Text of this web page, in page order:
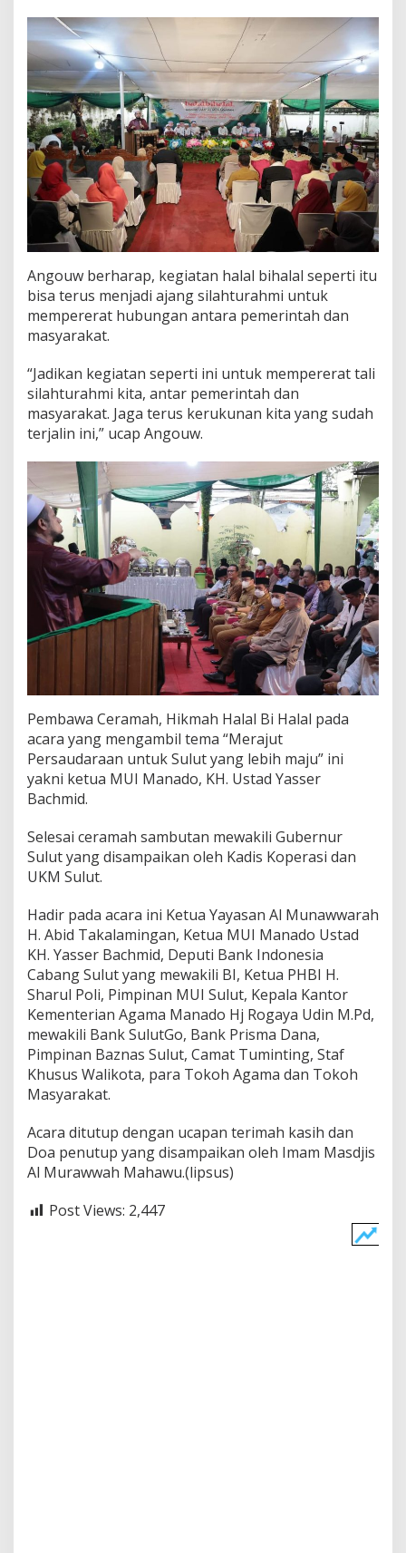
Angouw berharap, kegiatan halal bihalal seperti itu
bisa terus menjadi ajang silahturahmi untuk
mempererat hubungan antara pemerintah dan
masyarakat.
“Jadikan kegiatan seperti ini untuk mempererat tali
silahturahmi kita, antar pemerintah dan
masyarakat. Jaga terus kerukunan kita yang sudah
terjalin ini,” ucap Angouw.
Pembawa Ceramah, Hikmah Halal Bi Halal pada
acara yang mengambil tema “Merajut
Persaudaraan untuk Sulut yang lebih maju” ini
yakni ketua MUI Manado, KH. Ustad Yasser
Bachmid.
Selesai ceramah sambutan mewakili Gubernur
Sulut yang disampaikan oleh Kadis Koperasi dan
UKM Sulut.
Hadir pada acara ini Ketua Yayasan Al Munawwarah
H. Abid Takalamingan, Ketua MUI Manado Ustad
KH. Yasser Bachmid, Deputi Bank Indonesia
Cabang Sulut yang mewakili BI, Ketua PHBI H.
Sharul Poli, Pimpinan MUI Sulut, Kepala Kantor
Kementerian Agama Manado Hj Rogaya Udin M.Pd,
mewakili Bank SulutGo, Bank Prisma Dana,
Pimpinan Baznas Sulut, Camat Tuminting, Staf
Khusus Walikota, para Tokoh Agama dan Tokoh
Masyarakat.
Acara ditutup dengan ucapan terimah kasih dan
Doa penutup yang disampaikan oleh Imam Masdjis
Al Murawwah Mahawu.(lipsus)
Post Views: 2,447